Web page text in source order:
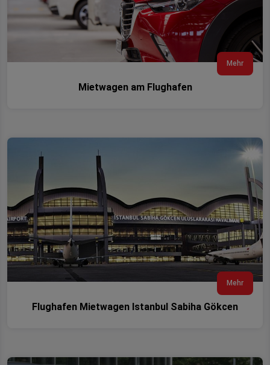
Mehr
Mietwagen am Flughafen
Mehr
Flughafen Mietwagen Istanbul Sabiha Gökcen